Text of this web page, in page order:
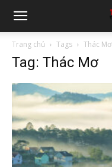
Trang chủ Tags Thác Mơ
Tag: Thác Mơ